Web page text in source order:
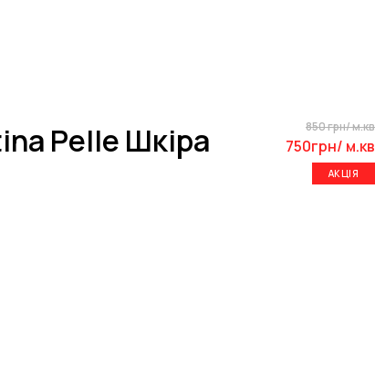
Pelle Шкіра 850 грн/ м.кв
750грн/ м.кв
АКЦІЯ